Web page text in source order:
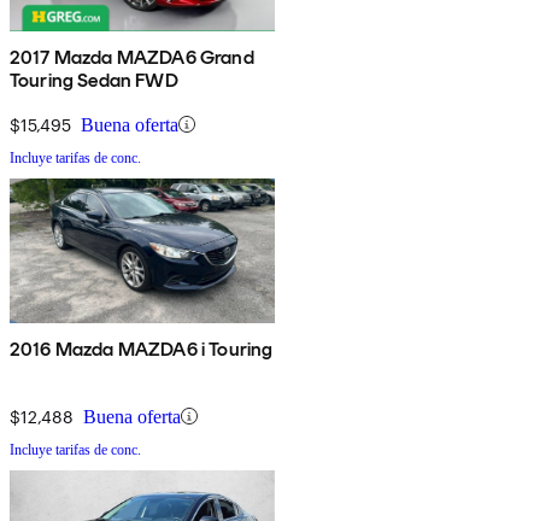
2017 Mazda MAZDA6 Grand
Touring Sedan FWD
$15,495 Buena oferta
Incluye tarifas de conc.
2016 Mazda MAZDA6 i Touring
$12,488 Buena oferta
Incluye tarifas de conc.